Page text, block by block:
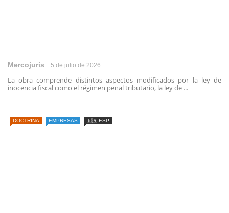
Mercojuris 5 de julio de 2026
La obra comprende distintos aspectos modificados por la ley de
inocencia fiscal como el régimen penal tributario, la ley de ...
DOCTRINA EMPRESAS 🇪🇦 ESP